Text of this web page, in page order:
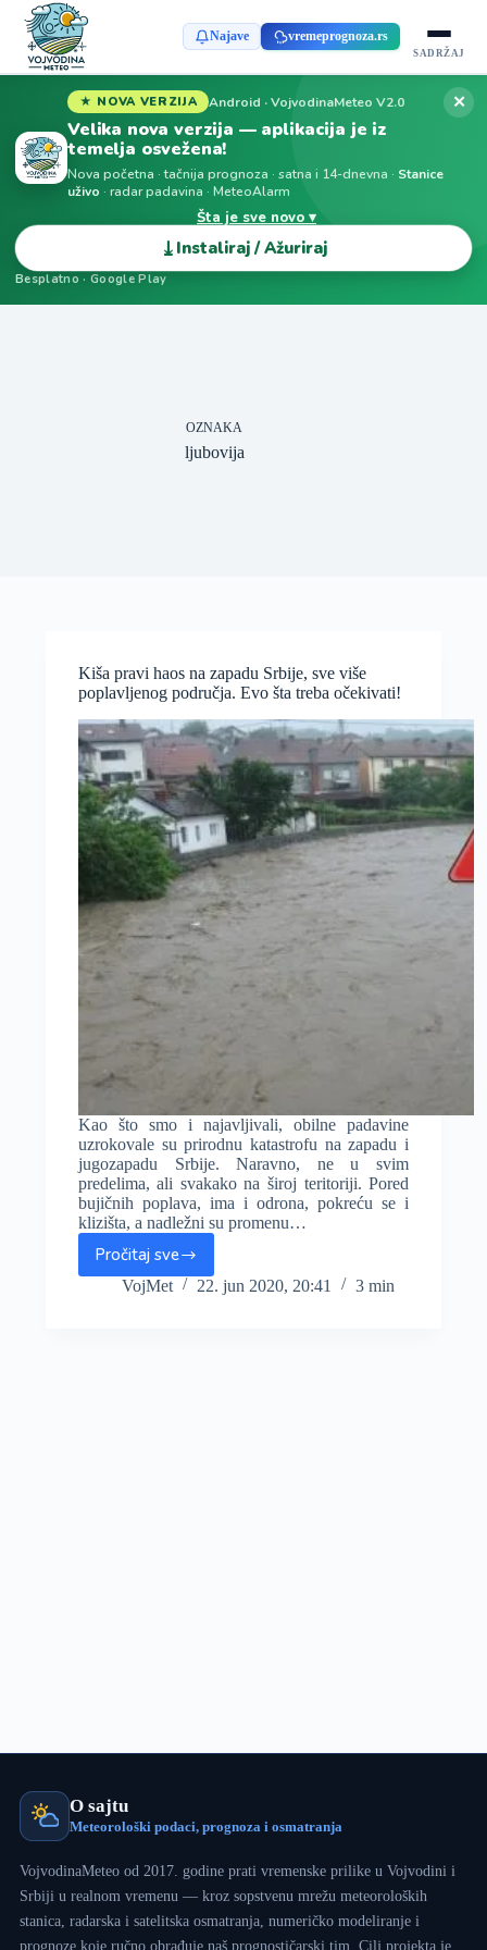
Najave vremeprognoza.rs
SADRŽAJ
★ NOVA VERZIJA Android · VojvodinaMeteo V2.0
Velika nova verzija — aplikacija je iz
temelja osvežena!
Nova početna · tačnija prognoza · satna i 14-dnevna · Stanice
uživo · radar padavina · MeteoAlarm
Šta je sve novo ▾
⤓ Instaliraj / Ažuriraj
Besplatno · Google Play
✕
OZNAKA
ljubovija
Kiša pravi haos na zapadu Srbije, sve više
poplavljenog područja. Evo šta treba očekivati!
Kao što smo i najavljivali, obilne padavine
uzrokovale su prirodnu katastrofu na zapadu i
jugozapadu Srbije. Naravno, ne u svim
predelima, ali svakako na široj teritoriji. Pored
bujičnih poplava, ima i odrona, pokreću se i
klizišta, a nadležni su promenu…
Pročitaj sve
Kiša
pravi
VojMet 22. jun 2020, 20:41 3 min
O sajtu
Meteorološki podaci, prognoza i osmatranja
VojvodinaMeteo od 2017. godine prati vremenske prilike u Vojvodini i
Srbiji u realnom vremenu — kroz sopstvenu mrežu meteoroloških
stanica, radarska i satelitska osmatranja, numeričko modeliranje i
prognoze koje ručno obrađuje naš prognostičarski tim. Cilj projekta je